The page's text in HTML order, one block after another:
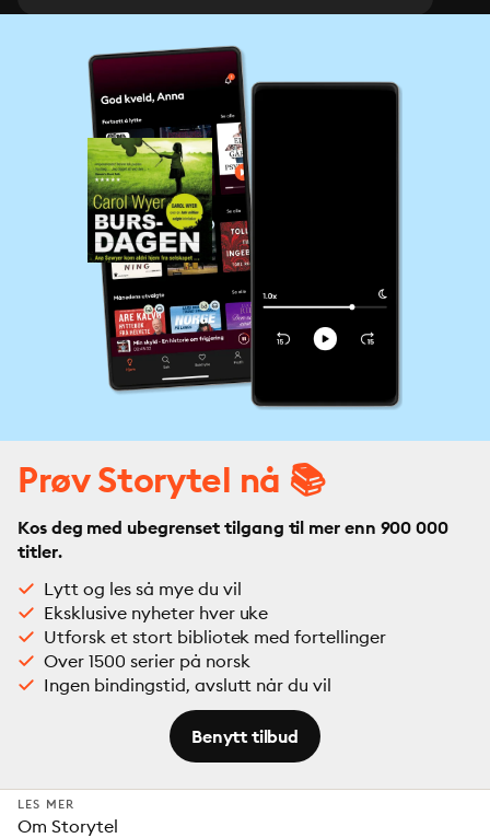
Prøv Storytel nå 📚
Kos deg med ubegrenset tilgang til mer enn 900 000
titler.
Lytt og les så mye du vil
Eksklusive nyheter hver uke
Utforsk et stort bibliotek med fortellinger
Over 1500 serier på norsk
Ingen bindingstid, avslutt når du vil
Benytt tilbud
LES MER
Om Storytel